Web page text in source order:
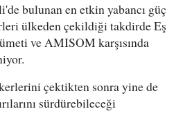
bulunan en etkin yabancı güç
ülkeden çekildiği takdirde Eş
ve AMISOM karşısında
çektikten sonra yine de
sürdürebileceği